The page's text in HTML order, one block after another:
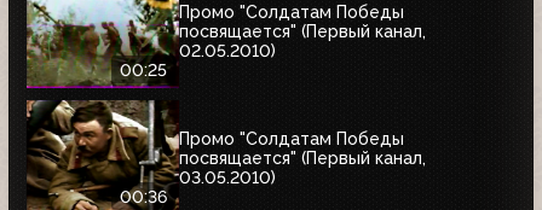
00:25
Промо "Солдатам Победы
посвящается" (Первый канал,
02.05.2010)
00:36
Промо "Солдатам Победы
посвящается" (Первый канал,
03.05.2010)